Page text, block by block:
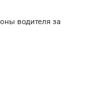
водителя за